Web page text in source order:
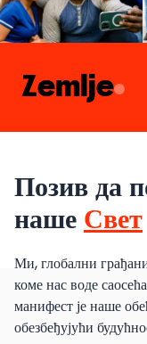
Zemlje
Позив да
наше Свет
Ми, глобални
коме нас воде
манифест је наше
обезбеђујући